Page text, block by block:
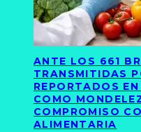
ANTE LOS 661
TRANSMITIDAS
REPORTADOS
COMO
COMPROMISO
ALIMENTARIA